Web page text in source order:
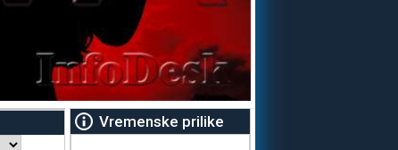
Vremenske prilike